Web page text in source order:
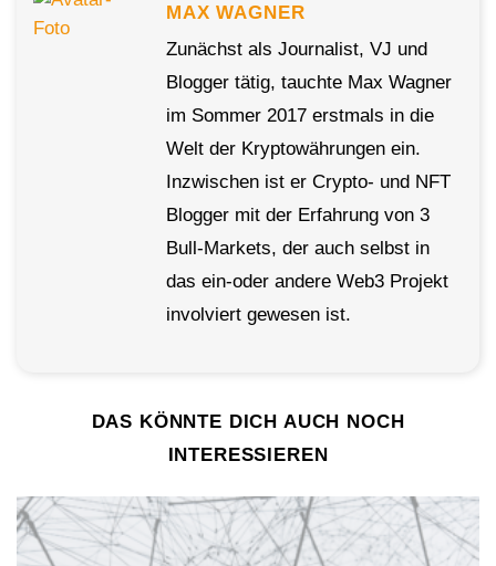
MAX WAGNER
Zunächst als Journalist, VJ und
Blogger tätig, tauchte Max Wagner
im Sommer 2017 erstmals in die
Welt der Kryptowährungen ein.
Inzwischen ist er Crypto- und NFT
Blogger mit der Erfahrung von 3
Bull-Markets, der auch selbst in
das ein-oder andere Web3 Projekt
involviert gewesen ist.
DAS KÖNNTE DICH AUCH NOCH
INTERESSIEREN